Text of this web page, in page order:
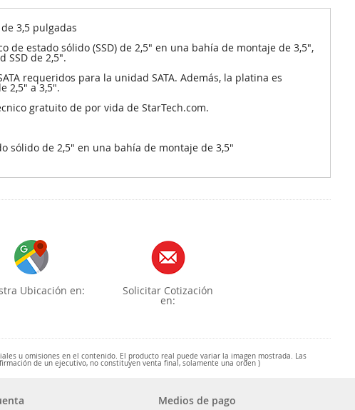
3,5 pulgadas
de estado sólido (SSD) de 2,5" en una bahía de montaje de 3,5",
de 2,5".
requeridos para la unidad SATA. Además, la platina es
2,5" a 3,5".
gratuito de por vida de StarTech.com.
sólido de 2,5" en una bahía de montaje de 3,5"
Ubicación en: Solicitar Cotización
en:
u omisiones en el contenido. El producto real puede variar la imagen mostrada. Las
de un ejecutivo, no constituyen venta final, solamente una orden )
Medios de pago